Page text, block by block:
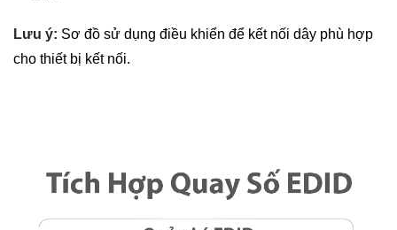
Lưu ý: Sơ đồ sử dụng điều khiển để kết nối dây phù hợp
cho thiết bị kết nối.